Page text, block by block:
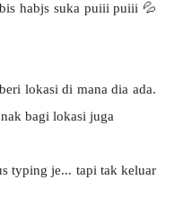
habjs suka puiii puiii 💦
lokasi di mana dia ada.
bagi lokasi juga
typing je... tapi tak keluar